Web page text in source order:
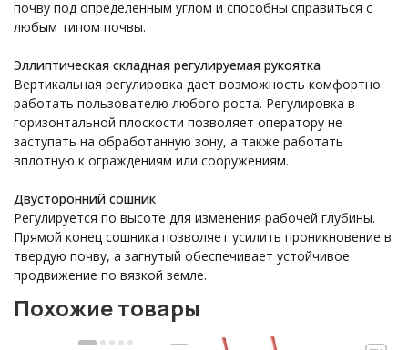
почву под определенным углом и способны справиться с
любым типом почвы.
Эллиптическая складная регулируемая рукоятка
Вертикальная регулировка дает возможность комфортно
работать пользователю любого роста. Регулировка в
горизонтальной плоскости позволяет оператору не
заступать на обработанную зону, а также работать
вплотную к ограждениям или сооружениям.
Двусторонний сошник
Регулируется по высоте для изменения рабочей глубины.
Прямой конец сошника позволяет усилить проникновение в
твердую почву, а загнутый обеспечивает устойчивое
продвижение по вязкой земле.
Похожие товары